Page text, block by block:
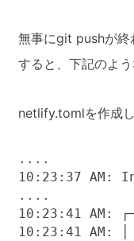
無事にgit pushが終
すると、下記のよ
netlify.tomlを作成
....
10:23:37 AM:
....
10:23:41 AM:
10:23:41 AM: